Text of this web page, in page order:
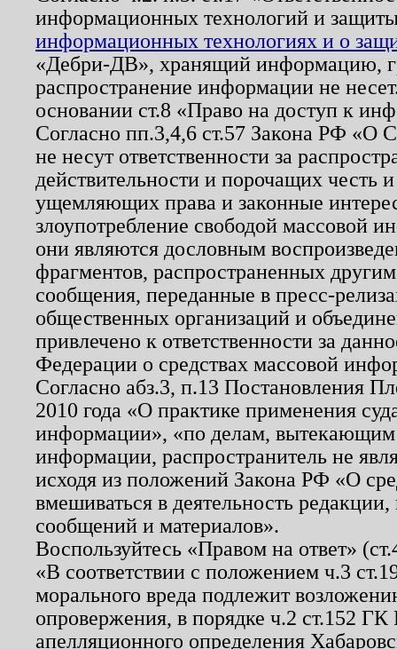
информационных технологий и
информационных технологиях и о
«Дебри-ДВ», хранящий информацию,
распространение информации не
основании ст.8 «Право на доступ к
Согласно пп.3,4,6 ст.57 Закона РФ «О
не несут ответственности за
действительности и порочащих честь
ущемляющих права и законные
злоупотребление свободой массовой
они являются дословным
фрагментов, распространенных
сообщения, переданные в пресс-
общественных организаций и
привлечено к ответственности за
Федерации о средствах массовой
Согласно абз.3, п.13 Постановления
2010 года «О практике применения
информации», «по делам, вытекающим
информации, распространитель не
исходя из положений Закона РФ «О
вмешиваться в деятельность
сообщений и материалов».
Воспользуйтесь «Правом на ответ»
«В соответствии с положением ч.3
морального вреда подлежит
опровержения, в порядке ч.2 ст.152
апелляционного определения